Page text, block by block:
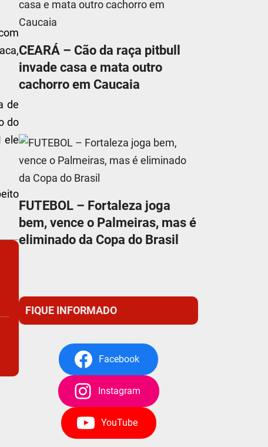
de
do
ele
CEARÁ – Cão da raça pitbull
invade casa e mata outro
cachorro em Caucaia
FUTEBOL – Fortaleza joga
bem, vence o Palmeiras, mas é
eliminado da Copa do Brasil
FIQUE INFORMADO
Facebook
Instagram
YouTube